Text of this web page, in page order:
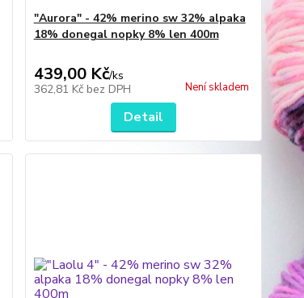
"Aurora" - 42% merino sw 32% alpaka
18% donegal nopky 8% len 400m
439,00 Kč/ks
362,81 Kč bez DPH Není skladem
Detail